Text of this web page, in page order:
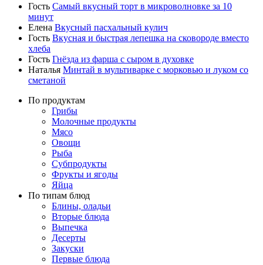
Гость Самый вкусный торт в микроволновке за 10
минут
Елена Вкусный пасхальный кулич
Гость Вкусная и быстрая лепешка на сковороде вместо
хлеба
Гость Гнёзда из фарша с сыром в духовке
Наталья Минтай в мультиварке с морковью и луком со
сметаной
По продуктам
Грибы
Молочные продукты
Мясо
Овощи
Рыба
Субпродукты
Фрукты и ягоды
Яйца
По типам блюд
Блины, оладьи
Вторые блюда
Выпечка
Десерты
Закуски
Первые блюда